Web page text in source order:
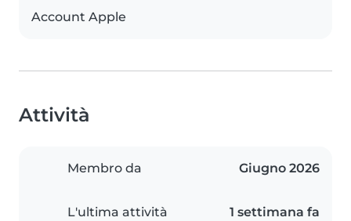
Account Apple
Attività
Membro da Giugno 2026
L'ultima attività 1 settimana fa